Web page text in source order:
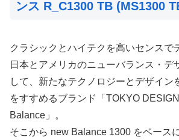
ンス R_C1300 TB (MS1300
クラシックとハイテクを高いセンスで
日本とアメリカのニューバランス・デ
して、新たなテクノロジーとデザイン
をすすめるブランド「TOKYO
Balance」。
そこから new Balance 1300 をベース